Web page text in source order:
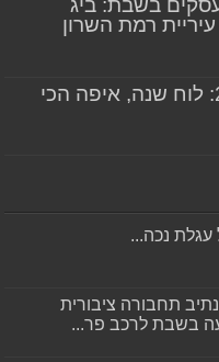
רמת השרון
מבצעים בקניונים בישראל 2026: לוח שנה, איפה הכי
נכה...
תחבורה ציבורית
בשבת לרכב פר...